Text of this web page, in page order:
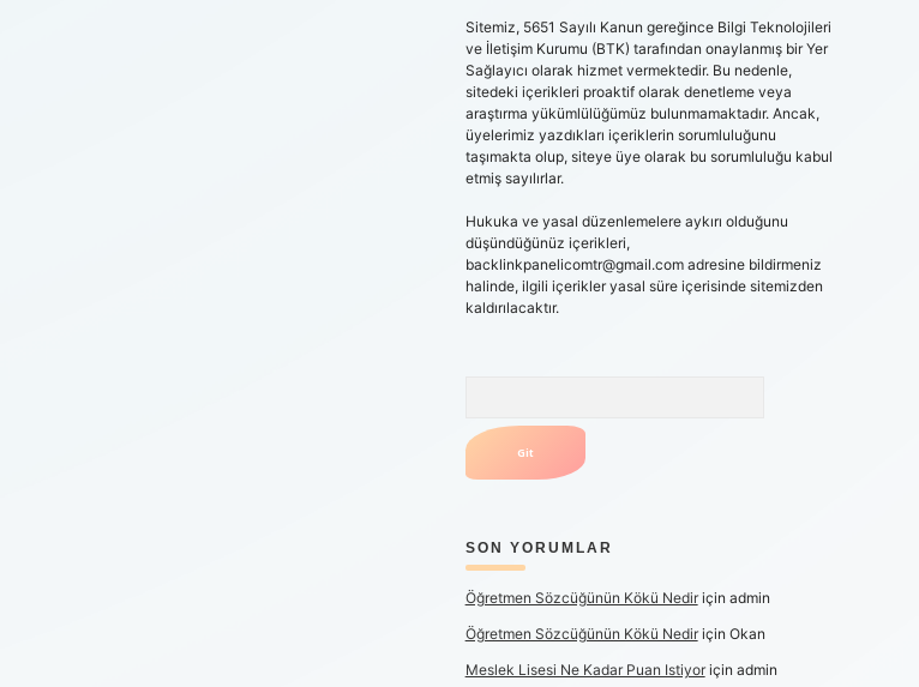
Sitemiz, 5651 Sayılı Kanun gereğince Bilgi Teknolojileri
ve İletişim Kurumu (BTK) tarafından onaylanmış bir Yer
Sağlayıcı olarak hizmet vermektedir. Bu nedenle,
sitedeki içerikleri proaktif olarak denetleme veya
araştırma yükümlülüğümüz bulunmamaktadır. Ancak,
üyelerimiz yazdıkları içeriklerin sorumluluğunu
taşımakta olup, siteye üye olarak bu sorumluluğu kabul
etmiş sayılırlar.
Hukuka ve yasal düzenlemelere aykırı olduğunu
düşündüğünüz içerikleri,
backlinkpanelicomtr@gmail.comadresine bildirmeniz
halinde, ilgili içerikler yasal süre içerisinde sitemizden
kaldırılacaktır.
SON YORUMLAR
Öğretmen Sözcüğünün Kökü Nediriçin admin
Öğretmen Sözcüğünün Kökü Nediriçin Okan
Meslek Lisesi Ne Kadar Puan Istiyoriçin admin